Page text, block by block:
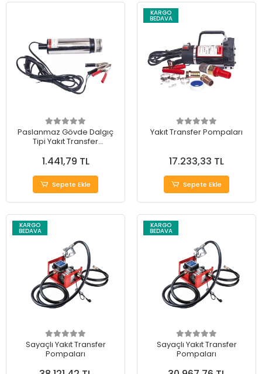
Paslanmaz Gövde Dalgıç
Tipi Yakıt Transfer
1.441,79 TL
Sepete Ekle
KARGO
BEDAVA
Yakıt Transfer Pompaları
17.233,33 TL
Sepete Ekle
KARGO
BEDAVA
Sayaçlı Yakıt Transfer
Pompaları
KARGO
BEDAVA
Sayaçlı Yakıt Transfer
Pompaları